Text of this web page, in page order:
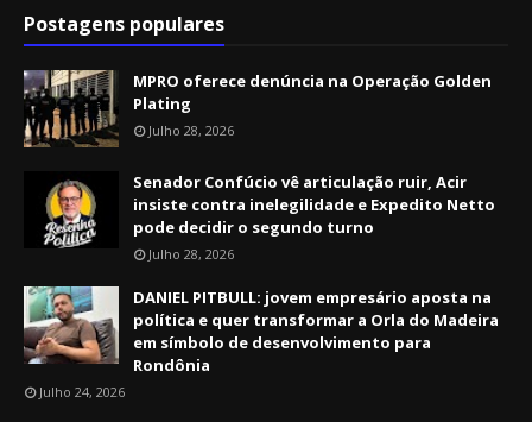
Postagens populares
MPRO oferece denúncia na Operação Golden
Plating
Julho 28, 2026
Senador Confúcio vê articulação ruir, Acir
insiste contra inelegilidade e Expedito Netto
pode decidir o segundo turno
Julho 28, 2026
DANIEL PITBULL: jovem empresário aposta na
política e quer transformar a Orla do Madeira
em símbolo de desenvolvimento para
Rondônia
Julho 24, 2026